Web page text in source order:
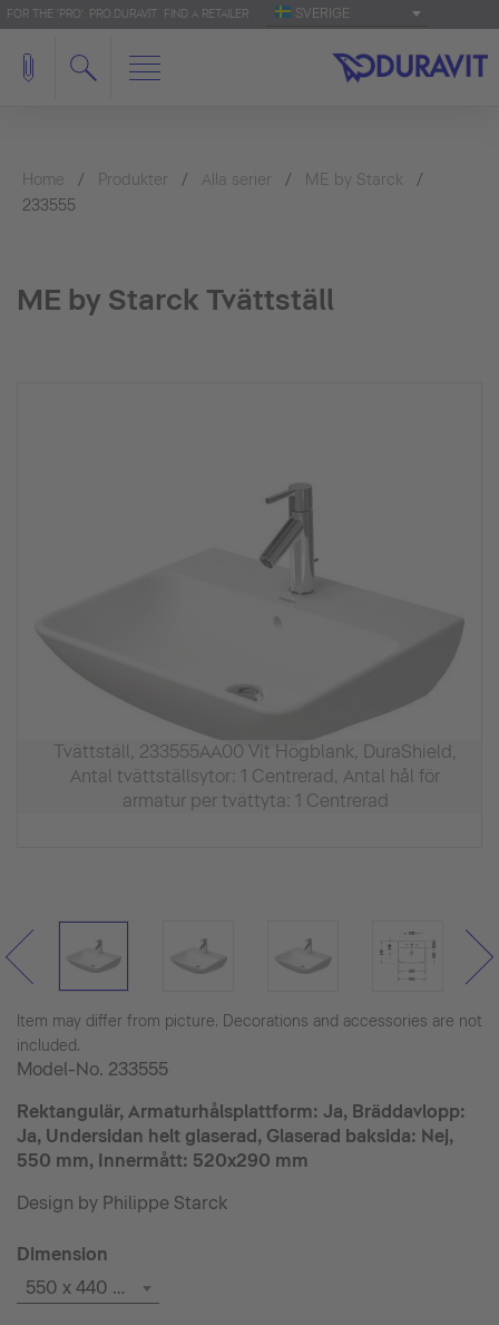
FOR THE 'PRO': PRO.DURAVIT FIND A RETAILER SVERIGE
Home Produkter Alla serier
ME by Starck
233555
ME by Starck Tvättställ
Tvättställ, 233555AA00 Vit Högblank, DuraShield,
Antal tvättställsytor: 1 Centrerad, Antal hål för
armatur per tvättyta: 1 Centrerad
Item may differ from picture. Decorations and accessories are not
included.
Model-No. 233555
Rektangulär, Armaturhålsplattform: Ja, Bräddavlopp:
Ja, Undersidan helt glaserad, Glaserad baksida: Nej,
550 mm, Innermått: 520x290 mm
Design by Philippe Starck
Dimension
550 x 440 mm